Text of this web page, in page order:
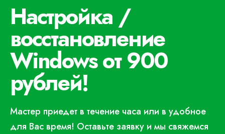
Настройка /
восстановление
Windows от 900
рублей!
Мастер приедет в течение часа или в удобное
для Вас время! Оставьте заявку и мы свяжемся